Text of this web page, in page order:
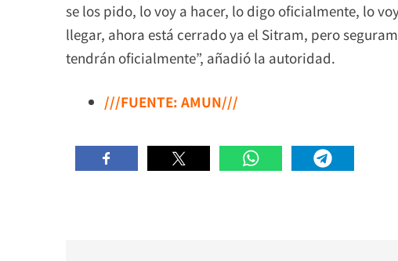
se los pido, lo voy a hacer, lo digo oficialmente, lo
llegar, ahora está cerrado ya el Sitram, pero
tendrán oficialmente”, añadió la autoridad.
///FUENTE: AMUN///